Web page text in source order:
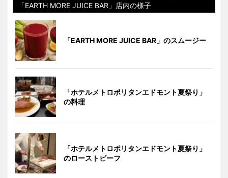
「EARTH MORE JUICE BAR」店内の様子
「EARTH MORE JUICE BAR」のスムージー
「ホテルメトロポリタンエドモント夏祭り」
の料理
「ホテルメトロポリタンエドモント夏祭り」
のローストビーフ